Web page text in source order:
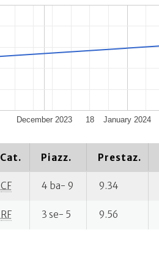
December 2023 January 2024
18
Cat. Piazz. Prestaz.
CF 4 ba- 9 9.34
RF 3 se- 5 9.56